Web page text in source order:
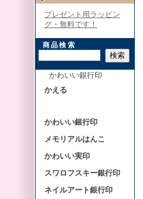
プレゼント用ラッピン
グ・無料です！
商品検索
かわいい銀行印
かえる
かわいい銀行印
メモリアルはんこ
かわいい実印
スワロフスキー銀行印
ネイルアート銀行印